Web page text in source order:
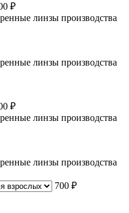
₽
линзы производства
линзы производства
₽
линзы производства
линзы производства
700 ₽